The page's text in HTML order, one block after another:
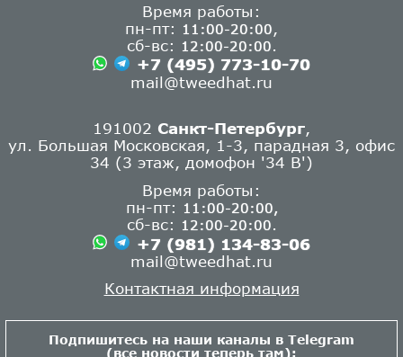
Время работы:
пн-пт:
11:00-20:00
сб-вс:
12:00-20:00
+7 (495) 773-10-70
mail@tweedhat.ru
191002 Санкт-Петербург
ул. Большая Московская, 1-3, парадная 3, офис
34 (3 этаж, домофон '34 В')
Время работы:
пн-пт:
11:00-20:00,
сб-вс: 12:00-20:00
+7 (981) 134-83-06
mail@tweedhat.ru
Контактная информация
Подпишитесь на наши каналы в Telegram
(все новости теперь там):